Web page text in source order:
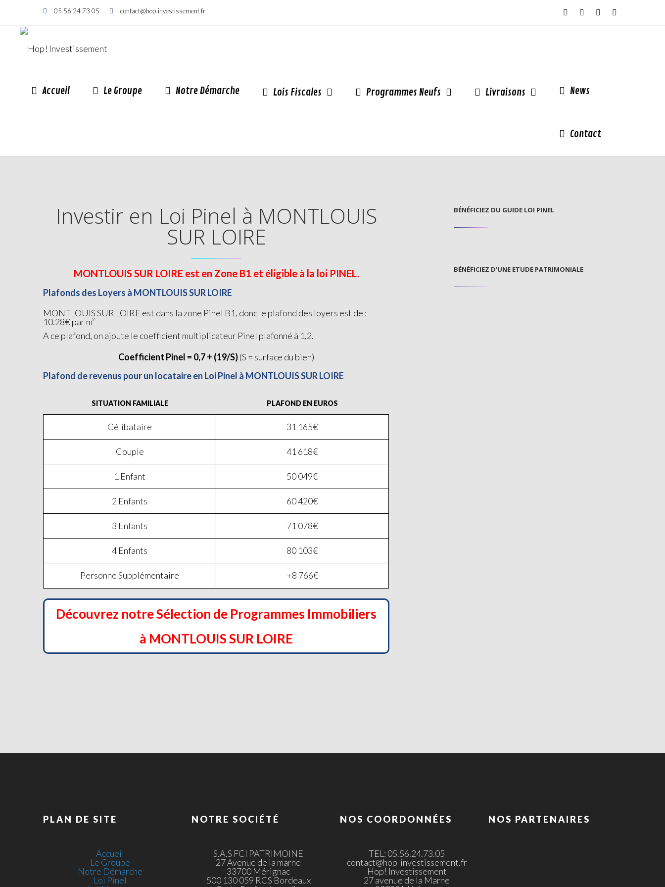
05 56 24 73 05 contact@hop-investissement.fr
Accueil Le Groupe Notre Démarche Lois Fiscales Programmes Neufs Livraisons News
Contact
Investir en Loi Pinel à MONTLOUIS
SUR LOIRE
MONTLOUIS SUR LOIRE est en Zone B1 et éligible à la loi PINEL.
Plafonds des Loyers à MONTLOUIS SUR LOIRE
MONTLOUIS SUR LOIRE est dans la zone Pinel B1, donc le plafond des loyers est de :
10.28€ par m²
A ce plafond, on ajoute le coefficient multiplicateur Pinel plafonné à 1,2.
Coefficient Pinel = 0,7 + (19/S)(S = surface du bien)
Plafond de revenus pour un locataire en Loi Pinel à MONTLOUIS SUR LOIRE
SITUATION FAMILIALE
Célibataire
Couple
1 Enfant
2 Enfants
3 Enfants
4 Enfants
Personne Supplémentaire
PLAFOND EN EUROS
31 165€
41 618€
50 049€
60 420€
71 078€
80 103€
+8 766€
Découvrez notre Sélection de Programmes Immobiliers
à MONTLOUIS SUR LOIRE
BÉNÉFICIEZ DU GUIDE LOI PINEL
BÉNÉFICIEZ D’UNE ETUDE PATRIMONIALE
PLAN DE SITE
Accueil
Le Groupe
Notre Démarche
Loi Pinel
NOTRE SOCIÉTÉ
S.A.S FCI PATRIMOINE
27 Avenue de la marne
33700 Mérignac
500 130 059 RCS Bordeaux
NOS COORDONNÉES
TEL: 05.56.24.73.05
contact@hop-investissement.fr
Hop! Investissement
27 avenue de la Marne
NOS PARTENAIRES